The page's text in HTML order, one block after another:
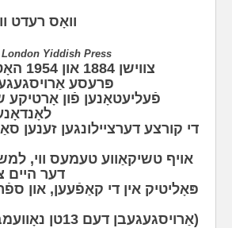
וואָס רעדט
Yiddish Press
פּרעסע
פֿעליעטאָנען פֿון אָרטיקע
די קורצע דערציילונגען זענען
אויף טשיקאַווע טעמעס ווי,
דער היים
פּאָליטיק אין די קאַפֿעען, און